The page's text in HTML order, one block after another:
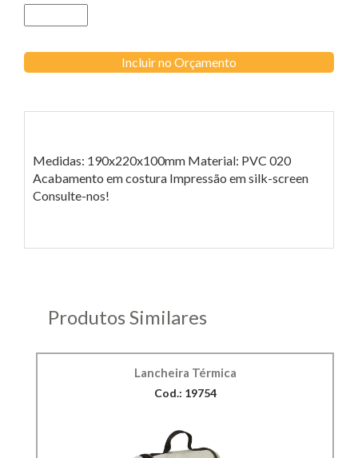
Incluir no Orçamento
Medidas: 190x220x100mm Material: PVC 020
Acabamento em costura Impressão em silk-screen
Consulte-nos!
Produtos Similares
Lancheira Térmica
Cod.: 19754